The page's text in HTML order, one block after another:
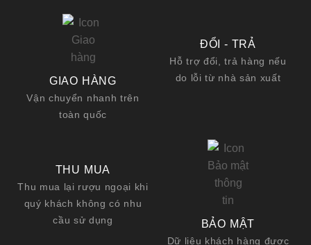
GIAO HÀNG
Vận chuyển nhanh trên
toàn quốc
ĐỔI - TRẢ
Hỗ trợ đổi, trả hàng nếu
do lỗi từ nhà sản xuất
THU MUA
Thu mua lại rượu ngoại khi
quý khách không có nhu
cầu sử dụng
BẢO MẬT
Dữ liệu khách hàng được